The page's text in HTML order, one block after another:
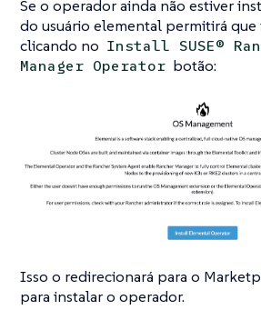
Se o operador ainda não estiver
do usuário elemental permitirá
clicando no Install SUSE®
Manager Operator botão:
Isso o redirecionará para o
para instalar o operador.